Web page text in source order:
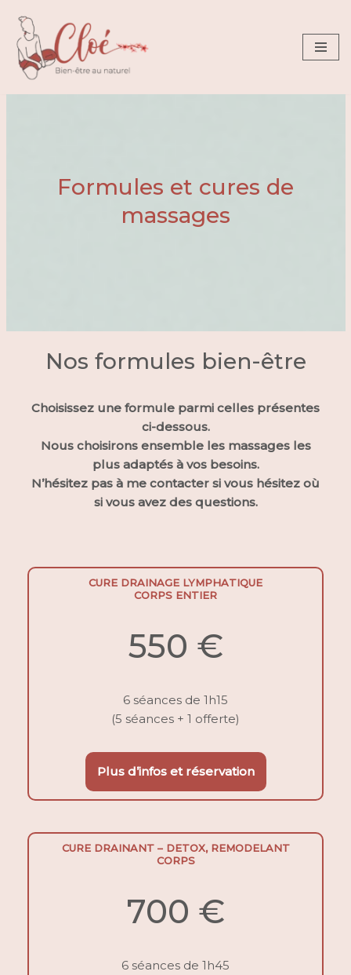
Aller
au
contenu
Formules et cures de
massages
Nos formules bien-être
Choisissez une formule parmi celles présentes
ci-dessous.
Nous choisirons ensemble les massages les
plus adaptés à vos besoins.
N’hésitez pas à me contacter si vous hésitez où
si vous avez des questions.
CURE DRAINAGE LYMPHATIQUE
CORPS ENTIER
550 €
6 séances de 1h15
(5 séances + 1 offerte)
Plus d’infos et réservation
CURE DRAINANT – DETOX, REMODELANT
CORPS
700 €
6 séances de 1h45